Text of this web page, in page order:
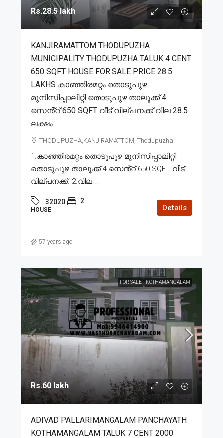
Rs.28.5 lakh
KANJIRAMATTOM THODUPUZHA
MUNICIPALITY THODUPUZHA TALUK 4 CENT
650 SQFT HOUSE FOR SALE PRICE 28.5
LAKHS കാഞ്ഞിരമറ്റം തൊടുപുഴ
മുനിസിപ്പാലിറ്റി തൊടുപുഴ താലൂക്ക് 4
സെൻ്റ് 650 SQFT വീട് വില്പനക്ക് വില 28.5
ലക്ഷം
THODUPUZHA,KANJIRAMATTOM, Thodupuzha
1.കാഞ്ഞിരമറ്റം തൊടുപുഴ മുനിസിപ്പാലിറ്റി
തൊടുപുഴ താലൂക്ക് 4 സെൻ്റ് 650 SQFT വീട്
വില്പനക്ക്. 2.വില...
32020 2
HOUSE Details
57 years ago
FOR SALE KOTHAMANGALAM
Rs.60 lakh
ADIVAD PALLARIMANGALAM PANCHAYATH
KOTHAMANGALAM TALUK 7 CENT 2000